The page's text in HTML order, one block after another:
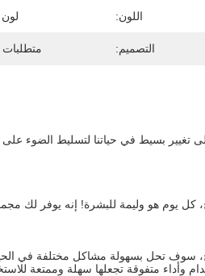
اللون:
التصميم: متطلبات
كل يوم هو وليمة للبشرة! إنه يوفر لك
وأداء متفوقة تجعلها سهلة وممتعة